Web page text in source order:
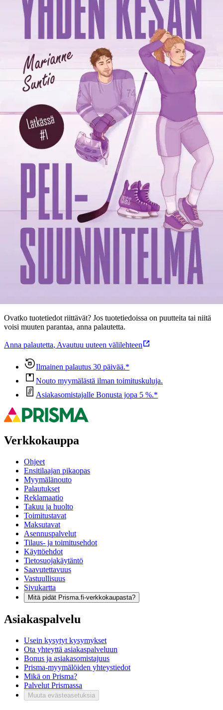
Tuotekuvaus
Kipinöitä ja kovaa peliä jääkiekkokaukalossa ja sen ulkopuolella
Ammattikiekkoilija Ilona loukkaantuu olympialaisissa, ja unelmien
pelipaikka Pohjois-Amerikassa menee sivu suun. NHL-pelaaja
Jonas palaa Suomeen kohujulkisuutta pakoon. Kun vanhat
lapsuudenystävät kohtaavat, Jonas alkaa treenata Ilonaa kesän
lopulla koittavaa uutta uramahdollisuutta varten. Pian tunteet
kuumenevat kaksikon välillä, ja ilmassa on muutakin kuin pelkkää
treenihikeä.Mutta molemmilla on omat haavansa: tulinen Ilona on
valmis uhraamaan kaiken unelmansa eteen, kun taas herkkä Jonas
miettii, onko uhrannut jo liikaakin. Ammattikiekon kovassa
maailmassa rakkaudesta joutuu jäähylle ja tunteet on taklattava
kerralla kumoon. Kuinka uskaltaa olla haavoittuvainen, kun jäällä
on oltava kovin kaikista? Kesän lopussa koittavat naarasleijonan ja
lätkäjätkän loppupelit, ja heidän on päätettävä, kenen rinnalla he
pelaavat jatkossa.
Näytä lisää tuotekuvausta
Ominaisuudet
Ovatko tuotetiedot riittävät? Jos tuotetiedoissa on puutteita tai niitä
voisi muuten parantaa, anna palautetta.
Anna palautetta, Avautuu uuteen välilehteen
Ilmainen palautus 30 päivää.*
Nouto myymälästä ilman toimituskuluja.
Asiakasomistajalle Bonusta jopa 5 %.*
Verkkokauppa
Ohjeet
Ensitilaajan pikaopas
Myymälänouto
Palautukset
Reklamaatio
Takuu ja huolto
Toimitustavat
Maksutavat
Asennuspalvelut
Tilaus- ja toimitusehdot
Käyttöehdot
Tietosuojakäytäntö
Saavutettavuus
Vastuullisuus
Sivukartta
Mitä pidät Prisma.fi-verkkokaupasta?
Asiakaspalvelu
Usein kysytyt kysymykset
Ota yhteyttä asiakaspalveluun
Bonus ja asiakasomistajuus
Prisma-myymälöiden yhteystiedot
Mikä on Prisma?
Palvelut Prismassa
Muuta evästeasetuksia